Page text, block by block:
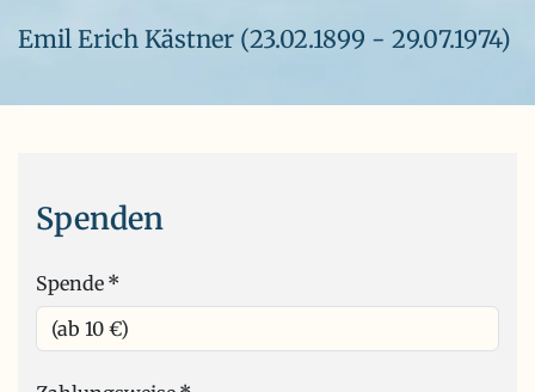
Emil Erich Kästner (23.02.1899 - 29.07.1974)
Spenden
Spende *